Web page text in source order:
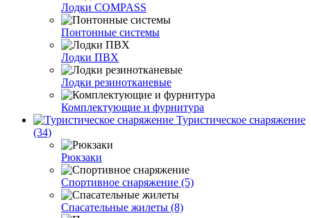
Лодки COMPASS
Понтонные системы
Лодки ПВХ
Лодки резинотканевые
Комплектующие и фурнитура
Туристическое снаряжение
(34)
Рюкзаки
Спортивное снаряжение (5)
Спасательные жилеты (8)